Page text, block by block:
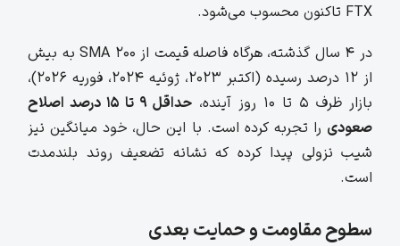
FTX تاکنون محسوب می‌شود.
در ۴ سال گذشته، هرگاه فاصله قیمت از SMA 200 به بیش
از ۱۲ درصد رسیده (اکتبر ۲۰۲۳، ژوئیه ۲۰۲۴، فوریه ۲۰۲۶)،
بازار ظرف ۵ تا ۱۰ روز آینده،
حداقل ۹ تا
۱۵ درصد اصلاح
صعودی را تجربه کرده است. با این حال، خود میانگین نیز
شیب نزولی پیدا کرده که نشانه تضعیف روند بلندمدت
است.
سطوح مقاومت و حمایت بعدی